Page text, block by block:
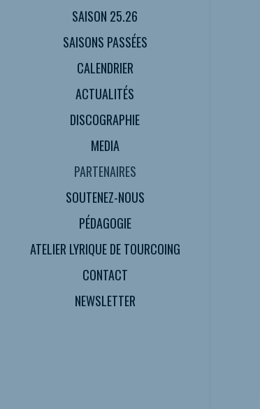
SAISON 25.26
SAISONS PASSÉES
CALENDRIER
ACTUALITÉS
DISCOGRAPHIE
MEDIA
PARTENAIRES
SOUTENEZ-NOUS
PÉDAGOGIE
ATELIER LYRIQUE DE TOURCOING
CONTACT
NEWSLETTER